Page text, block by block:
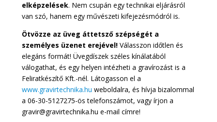
elképzelések. Nem csupán egy technikai eljárásról
van szó, hanem egy művészeti kifejezésmódról is.
Ötvözze az üveg áttetsző szépségét a
személyes üzenet erejével!Válasszon időtlen és
elegáns formát! Üvegdíszek széles kínálatából
válogathat, és egy helyen intézheti a gravírozást is a
Feliratkészítő Kft.-nél. Látogasson el a
www.gravirtechnika.hu weboldalra, és hívja bizalommal
a 06-30-5127275-ös telefonszámot, vagy írjon a
gravir@gravirtechnika.hu e-mail címre!